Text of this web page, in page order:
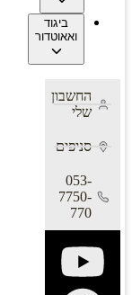
ביגוד
ואאוטדור
החשבון
שלי
סניפים
053-
7750-
770